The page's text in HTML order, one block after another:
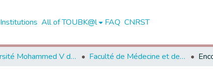
Institutions All of TOUBK@l FAQ CNRST
Université Mohammed V de Rabat Faculté de Médecine et de Pharmacie - Rabat